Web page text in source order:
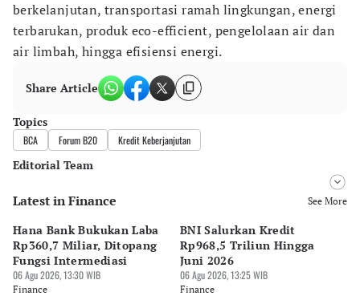
berkelanjutan, transportasi ramah lingkungan, energi
terbarukan, produk eco-efficient, pengelolaan air dan
air limbah, hingga efisiensi energi.
Share Article
Topics
BCA Forum B20 Kredit Keberjanjutan
Editorial Team
Editor
Editor
Suheriadi .
Latest in Finance See More
Hana Bank Bukukan Laba
Rp360,7 Miliar, Ditopang
Fungsi Intermediasi
06 Agu 2026, 13:30 WIB
Finance
BNI Salurkan Kredit
Rp968,5 Triliun Hingga
Juni 2026
06 Agu 2026, 13:25 WIB
Finance